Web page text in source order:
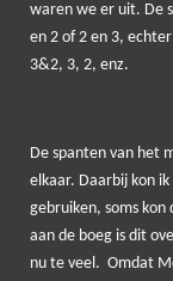
waren we er uit. De
en 2 of 2 en 3,
3&2, 3, 2, enz.
De spanten van het
elkaar. Daarbij kon
gebruiken, soms kon
aan de boeg is dit
nu te veel. Omdat